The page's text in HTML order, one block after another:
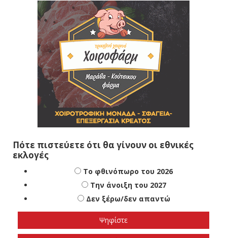
Πότε πιστεύετε ότι θα γίνουν οι εθνικές
εκλογές
Το φθινόπωρο του 2026
Την άνοιξη του 2027